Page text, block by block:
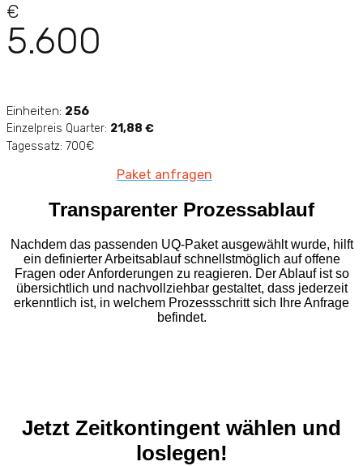
€
5.600
Einheiten: 256
Einzelpreis Quarter: 21,88 €
Tagessatz: 700€
Paket anfragen
Transparenter Prozessablauf
Nachdem das passenden UQ-Paket ausgewählt wurde, hilft
ein definierter Arbeitsablauf schnellstmöglich auf offene
Fragen oder Anforderungen zu reagieren. Der Ablauf ist so
übersichtlich und nachvollziehbar gestaltet, dass jederzeit
erkenntlich ist, in welchem Prozessschritt sich Ihre Anfrage
befindet.
Jetzt Zeitkontingent wählen und
loslegen!